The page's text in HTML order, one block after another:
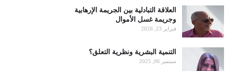
العلاقة التبادلية بين الجريمة الإرهابية
وجريمة غسل الأموال
فبراير 23, 2026
التنمية البشرية ونظرية التعلق؟
سبتمبر 06, 2025